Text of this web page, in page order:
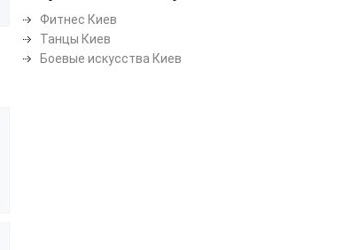
Фитнес Киев
Танцы Киев
Боевые искусства Киев